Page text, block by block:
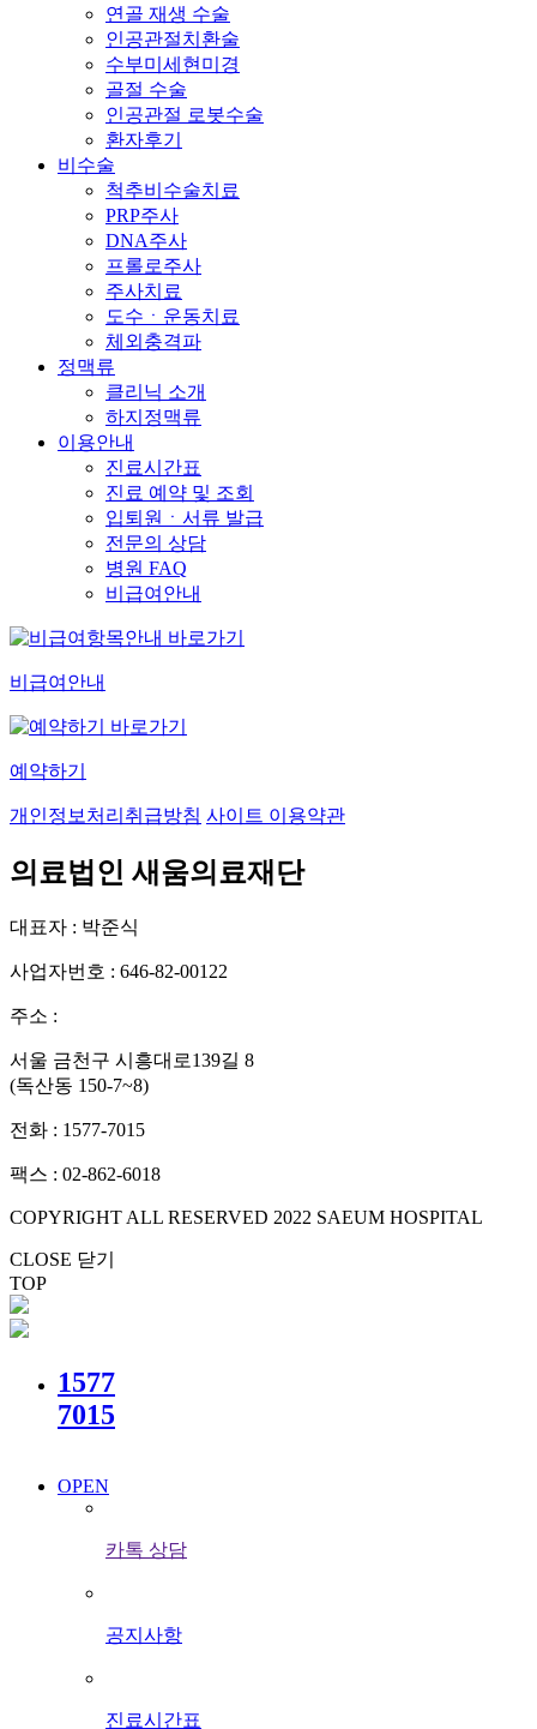
연골 재생 수술
인공관절치환술
수부미세현미경
골절 수술
인공관절 로봇수술
환자후기
비수술
척추비수술치료
PRP주사
DNA주사
프롤로주사
주사치료
도수ㆍ운동치료
체외충격파
정맥류
클리닉 소개
하지정맥류
이용안내
진료시간표
진료 예약 및 조회
입퇴원ㆍ서류 발급
전문의 상담
병원 FAQ
비급여안내
비급여안내
예약하기
개인정보처리취급방침 사이트 이용약관
의료법인 새움의료재단
대표자 : 박준식
사업자번호 : 646-82-00122
주소 :
서울 금천구 시흥대로139길 8
(독산동 150-7~8)
전화 : 1577-7015
팩스 : 02-862-6018
COPYRIGHT ALL RESERVED 2022 SAEUM HOSPITAL
CLOSE 닫기
TOP
1577
7015
OPEN
카톡 상담
공지사항
진료시간표